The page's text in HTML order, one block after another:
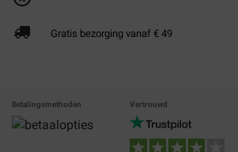
Gratis bezorging vanaf € 49
Betalingsmethoden Vertrouwd